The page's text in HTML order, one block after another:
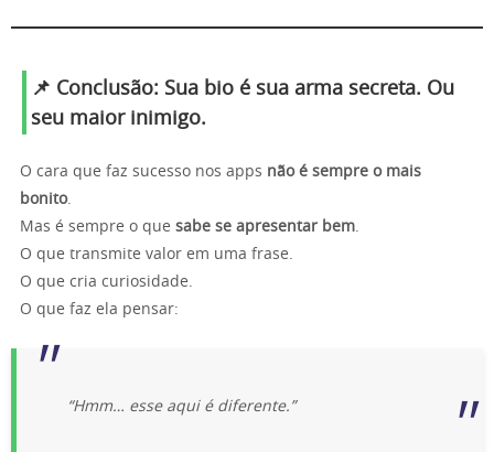
📌 Conclusão: Sua bio é sua arma secreta. Ou
seu maior inimigo.
O cara que faz sucesso nos apps não é sempre o mais
bonito.
Mas é sempre o que sabe se apresentar bem.
O que transmite valor em uma frase.
O que cria curiosidade.
O que faz ela pensar:
“Hmm… esse aqui é diferente.”